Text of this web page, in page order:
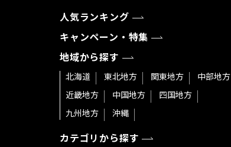
人気ランキング
キャンペーン・特集
地域から探す
北海道 東北地方 関東地方
中部地方
近畿地方
中国地方
四国地方
九州地方
沖縄
カテゴリから探す